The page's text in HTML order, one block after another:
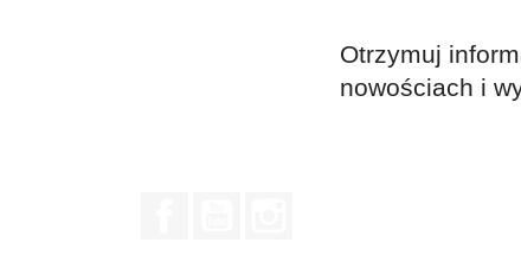
Otrzymuj
nowościach i